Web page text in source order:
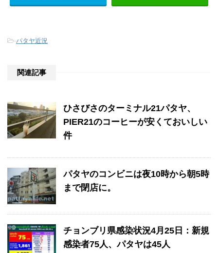
-パタヤ近況
関連記事
ひさびさのターミナル21パタヤ、
PIER21のコーヒーが安くておいしい
件
パタヤのコンビニは夜10時から朝5時
まで閉店に。
チョンブリ県感染状況4月25日：新規
感染者75人、パタヤは45人